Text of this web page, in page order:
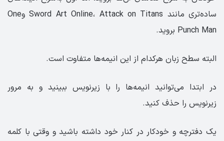
ساده‌تری مانند Sword Art Online، Attack on Titans وOne
Punch Man بروید.
البته سطح زبان هرکدام از این انیمه‌ها متفاوت است.
در ابتدا می‌توانید انیمه‌ها را با زیرنویس ببینید و به مرور
زیرنویس را حذف کنید.
یک دفترچه و خودکار در کنار خود داشته باشید و وقتی با کلمه